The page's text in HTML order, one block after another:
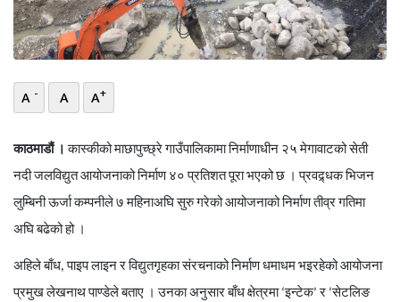
छापा
खोज
प्रोफाइल
विशेष
A - A A+
काठमाडौं । कास्कीको माछापुच्छ्रे गाउँपालिकामा निर्माणाधीन २५ मेगावाटको सेती
नदी जलविद्युत आयोजनाको निर्माण ४० प्रतिशत पूरा भएको छ । प्रवद्र्धक भिजन
लुम्बिनी ऊर्जा कम्पनीले ७ महिनाअघि सुरु गरेको आयोजनाको निर्माण तीव्र गतिमा
अघि बढेको हो ।
अहिले बाँध,पाइप लाइन र विद्युतगृहका संरचनाको निर्माण धमाधम भइरहेको आयोजना
प्रमुख लेखनाथ पाण्डेले बताए । उनका अनुसार बाँध क्षेत्रमा‘इन्टेक’र ‘सेटलिङ